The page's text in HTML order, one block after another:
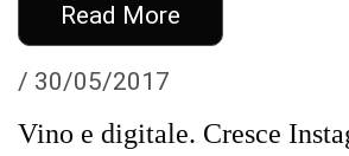
Read More
/ 30/05/2017
Vino e digitale. Cresce